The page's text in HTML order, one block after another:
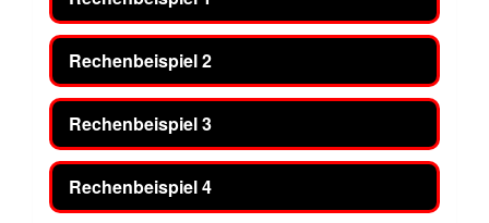
Rechenbeispiel 2
Rechenbeispiel 3
Rechenbeispiel 4